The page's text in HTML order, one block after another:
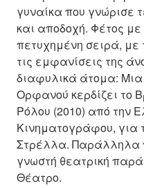
γυναίκα που γνώρισε
και αποδοχή. Φέτος
πετυχημένη σειρά, με
τις εμφανίσεις της
διαφυλικά άτομα: Μια
Ορφανού κερδίζει το
Ρόλου (2010) από την
Κινηματογράφου, για
Στρέλλα. Παράλληλα
γνωστή θεατρική
Θέατρο.